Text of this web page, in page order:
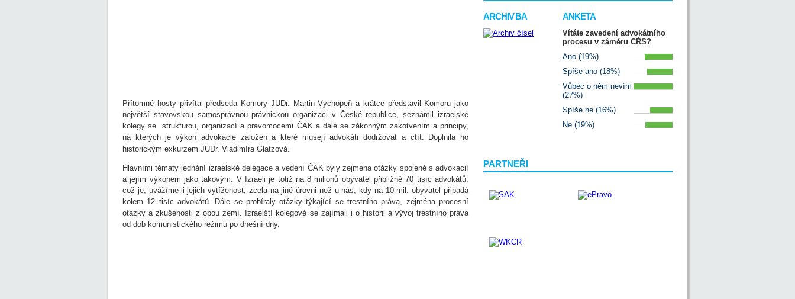
ARCHIV BA ANKETA
Vítáte zavedení advokátního
procesu v záměru CŘS?
Ano (19%)
Spíše ano (18%)
Vůbec o něm nevím
(27%)
Spíše ne (16%)
Ne (19%)
PARTNEŘI
Přítomné hosty přivítal předseda Komory JUDr. Martin Vychopeň a krátce představil Komoru jako
největší stavovskou samosprávnou právnickou organizaci v České republice, seznámil izraelské
kolegy se strukturou, organizací a pravomocemi ČAK a dále se zákonným zakotvením a principy,
na kterých je výkon advokacie založen a které musejí advokáti dodržovat a ctít. Doplnila ho
historickým exkurzem JUDr. Vladimíra Glatzová.
Hlavními tématy jednání izraelské delegace a vedení ČAK byly zejména otázky spojené s advokacií
a jejím výkonem jako takovým. V Izraeli je totiž na 8 milionů obyvatel přibližně 70 tisíc advokátů,
což je, uvážíme-li jejich vytíženost, zcela na jiné úrovni než u nás, kdy na 10 mil. obyvatel připadá
kolem 12 tisíc advokátů. Dále se probíraly otázky týkající se trestního práva, zejména procesní
otázky a zkušenosti z obou zemí. Izraelští kolegové se zajímali i o historii a vývoj trestního práva
od dob komunistického režimu po dnešní dny.